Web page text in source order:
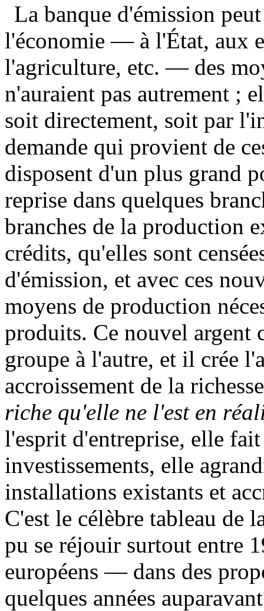
La banque d'émission
l'économie — à l'État, aux
l'agriculture, etc. — des
n'auraient pas autrement ;
soit directement, soit par
demande qui provient de
disposent d'un plus grand
reprise dans quelques
branches de la production
crédits, qu'elles sont
d'émission, et avec ces
moyens de production
produits. Ce nouvel argent
groupe à l'autre, et il crée
accroissement de la
riche qu'elle ne l'est en
l'esprit d'entreprise, elle
investissements, elle
installations existants et
C'est le célèbre tableau de
pu se réjouir surtout entre
européens — dans des
quelques années